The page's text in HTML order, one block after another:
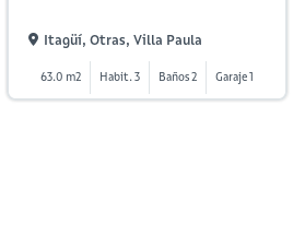
Itagüí, Otras, Villa Paula
63.0 m2 Habit. 3 Baños 2 Garaje 1